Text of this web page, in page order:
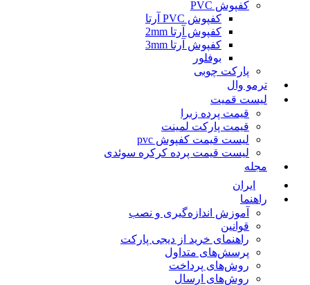
کفپوش PVC
کفپوش PVC آرتا
کفپوش آرتا 2mm
کفپوش آرتا 3mm
پارکت چوبی
ترمو وال
لیست قمیت
قیمت پرده زبرا
قیمت پارکت لمینت
لیست قیمت کفپوش pvc
لیست قیمت پرده کرکره سوئدی
مجله
ایران
راهنما
آموزش اندازه‌گیری و نصب
قوانین
راهنمای خرید از دیجی پارکت
پرسش‌های متداول
روش‌های پرداخت
روش‌های ارسال